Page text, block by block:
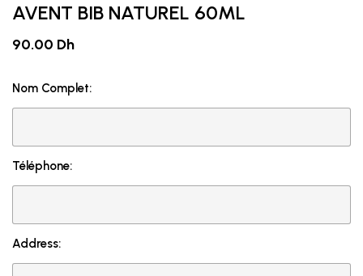
AVENT BIB NATUREL 60ML
90.00 Dh
Nom Complet:
Téléphone:
Address: